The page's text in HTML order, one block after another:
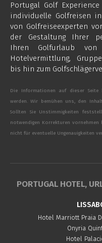
Portugal Golf
individuelle Golfreisen
von Golfreiseexperten
der Gestaltung Ihrer
Ihren Golfurlaub von
Hotelvermittlung,
bis hin zum
Die Informationen auf dieser Seite
werden. Wir bemühen uns, den
Sollten Sie Unstimmigkeiten
notwendigen Korrekturen vornehmen
nicht für eventuelle Ungenauigkeiten
PORTUGAL HOTEL,
Hotel Marriott Praia
Onyria
Hotel